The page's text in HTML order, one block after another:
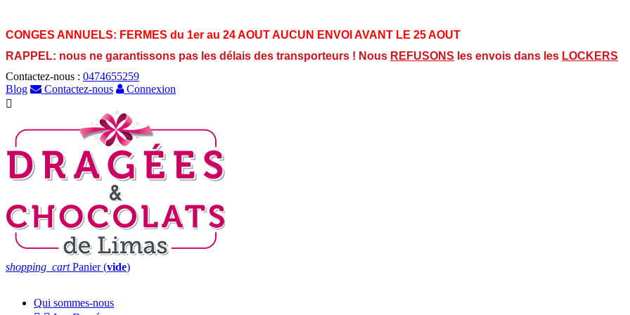
CONGES ANNUELS: FERMES du 1er au 24 AOUT AUCUN ENVOI AVANT LE 25 AOUT
RAPPEL: nous ne garantissons pas les délais des transporteurs ! Nous REFUSONS les envois dans les LOCKERS
Contactez-nous : 0474655259
Blog
Contactez-nous
Connexion

shopping_cart Panier (vide)
Qui sommes-nous